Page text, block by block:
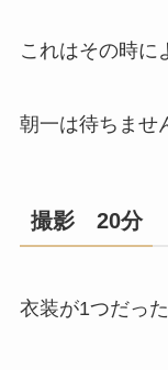
これはその時に
朝一は待ちませ
撮影 20分
衣装が1つだっ